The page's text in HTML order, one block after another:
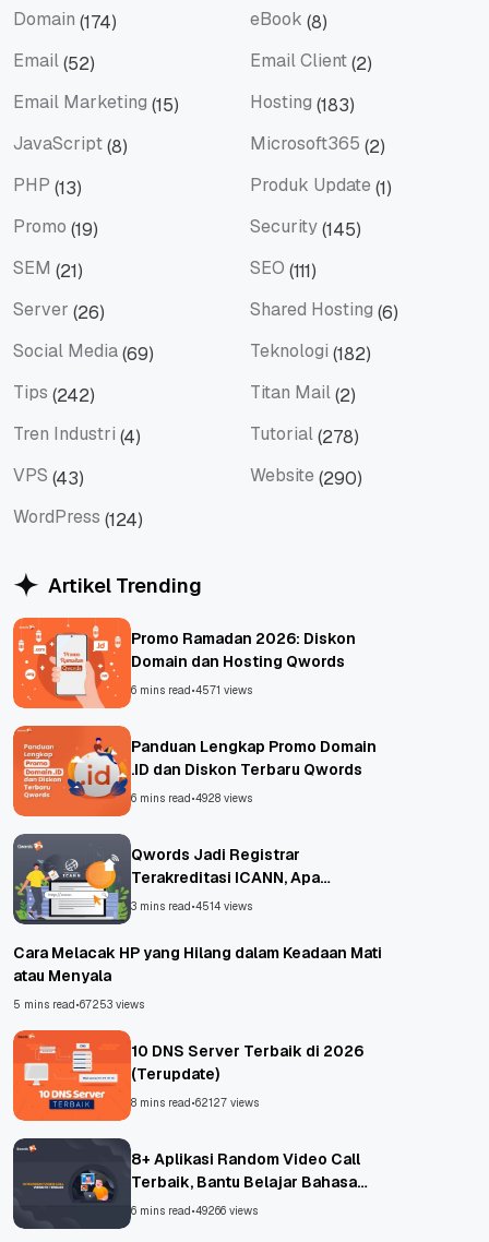
Domain (174) eBook (8)
Email(52) Email Client(2)
Email Marketing (15) Hosting (183)
JavaScript(8) Microsoft365 (2)
PHP (13) Produk Update (1)
Promo (19) Security(145)
SEM (21) SEO (111)
Server (26) Shared Hosting (6)
Social Media(69) Teknologi (182)
Tips (242) Titan Mail(2)
Tren Industri (4) Tutorial(278)
VPS (43) Website (290)
WordPress (124)
Artikel Trending
Promo Ramadan 2026: Diskon
Domain dan Hosting Qwords
6 mins read•4571 views
Panduan Lengkap Promo Domain
.ID dan Diskon Terbaru Qwords
6 mins read•4928 views
Qwords Jadi Registrar
Terakreditasi ICANN, Apa
Untungnya?
3 mins read•4514 views
Cara Melacak HP yang Hilang dalam Keadaan Mati
atau Menyala
5 mins read•67253 views
10 DNS Server Terbaik di 2026
(Terupdate)
8 mins read•62127 views
8+ Aplikasi Random Video Call
Terbaik, Bantu Belajar Bahasa
Asing!
6 mins read•49266 views